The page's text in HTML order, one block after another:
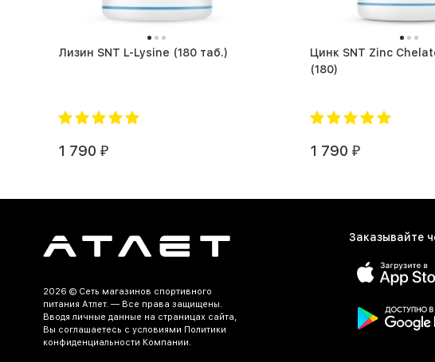
Лизин SNT L-Lysine (180 таб.)
1 790 ₽
Цинк SNT Zinc
(180)
1 790 ₽
2026 © Сеть магазинов спортивного
питания Атлет. — Все права защищены.
Вводя личные данные на страницах сайта,
Вы соглашаетесь c условиями Политики
конфиденциальности Компании.
Заказывайте